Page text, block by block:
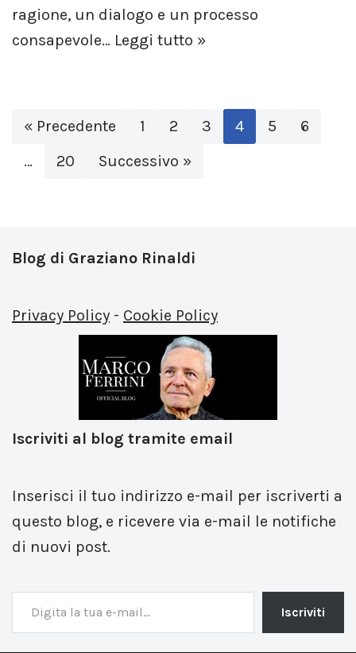
ragione, un dialogo e un processo
consapevole… Leggi tutto »
« Precedente 1 2 3 4 5
6
…
20 Successivo »
Blog di Graziano Rinaldi
Privacy Policy - Cookie Policy
Iscriviti al blog tramite email
Inserisci il tuo indirizzo e-mail per iscriverti a
questo blog, e ricevere via e-mail le notifiche
di nuovi post.
Iscriviti